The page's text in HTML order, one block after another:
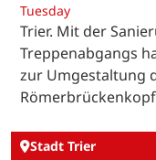
Tuesday
Trier. Mit der
Treppenabgangs
zur Umgestaltung
Stadt Trier